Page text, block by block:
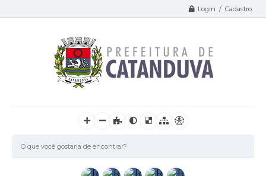
Login / Cadastro